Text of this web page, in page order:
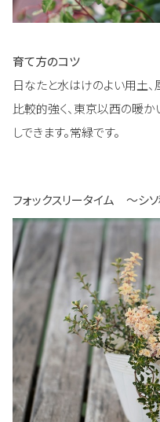
育て方のコツ
日なたと水はけのよい用土
比較的強く、東京以西の暖
しできます。常緑です。
フォックスリータイム ～